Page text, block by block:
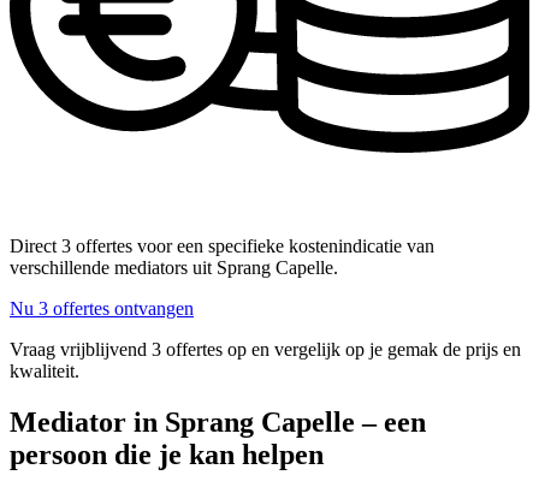
Direct 3 offertes voor een specifieke kostenindicatie van
verschillende mediators uit Sprang Capelle.
Nu 3 offertes ontvangen
Vraag vrijblijvend 3 offertes op en vergelijk op je gemak de prijs en
kwaliteit.
Mediator in Sprang Capelle – een
persoon die je kan helpen